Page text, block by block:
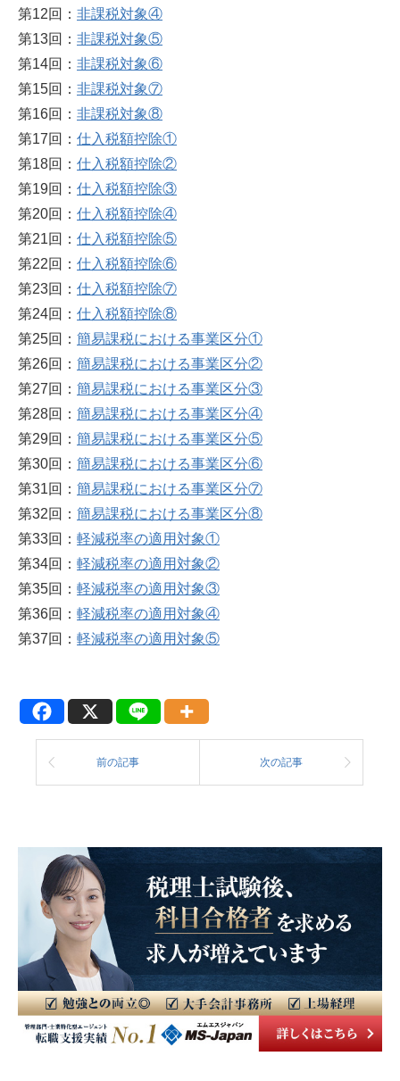
第12回： 非課税対象④
第13回： 非課税対象⑤
第14回： 非課税対象⑥
第15回： 非課税対象⑦
第16回： 非課税対象⑧
第17回： 仕入税額控除①
第18回： 仕入税額控除②
第19回： 仕入税額控除③
第20回： 仕入税額控除④
第21回： 仕入税額控除⑤
第22回： 仕入税額控除⑥
第23回： 仕入税額控除⑦
第24回： 仕入税額控除⑧
第25回： 簡易課税における事業区分①
第26回： 簡易課税における事業区分②
第27回： 簡易課税における事業区分③
第28回： 簡易課税における事業区分④
第29回： 簡易課税における事業区分⑤
第30回： 簡易課税における事業区分⑥
第31回： 簡易課税における事業区分⑦
第32回： 簡易課税における事業区分⑧
第33回： 軽減税率の適用対象①
第34回： 軽減税率の適用対象②
第35回： 軽減税率の適用対象③
第36回： 軽減税率の適用対象④
第37回： 軽減税率の適用対象⑤
前の記事 次の記事